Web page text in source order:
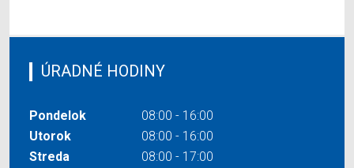
ÚRADNÉ HODINY
Pondelok
08:00 - 16:00
Utorok
08:00 - 16:00
Streda
08:00 - 17:00